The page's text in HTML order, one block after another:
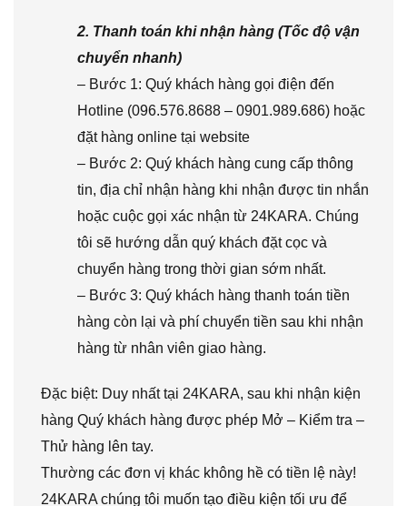
2. Thanh toán khi nhận hàng (Tốc độ vận
chuyển nhanh)
– Bước 1: Quý khách hàng gọi điện đến
Hotline (096.576.8688 – 0901.989.686) hoặc
đặt hàng online tại website
– Bước 2: Quý khách hàng cung cấp thông
tin, địa chỉ nhận hàng khi nhận được tin nhắn
hoặc cuộc gọi xác nhận từ 24KARA. Chúng
tôi sẽ hướng dẫn quý khách đặt cọc và
chuyển hàng trong thời gian sớm nhất.
– Bước 3: Quý khách hàng thanh toán tiền
hàng còn lại và phí chuyển tiền sau khi nhận
hàng từ nhân viên giao hàng.
Đặc biệt: Duy nhất tại 24KARA, sau khi nhận kiện
hàng Quý khách hàng được phép Mở – Kiểm tra –
Thử hàng lên tay.
Thường các đơn vị khác không hề có tiền lệ này!
24KARA chúng tôi muốn tạo điều kiện tối ưu để